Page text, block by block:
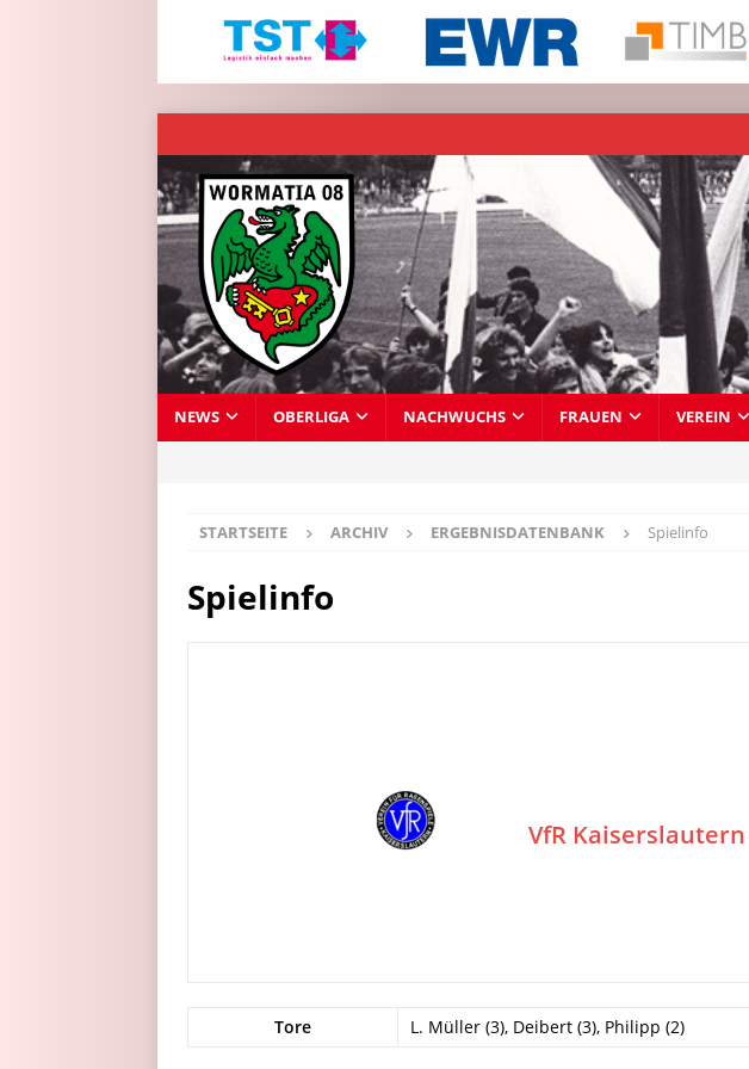
NEWS OBERLIGA NACHWUCHS FRAUEN VEREIN
STARTSEITE ARCHIV ERGEBNISDATENBANK Spielinfo
Spielinfo
VfR Kaiserslautern
Tore L. Müller (3), Deibert (3), Philipp (2)